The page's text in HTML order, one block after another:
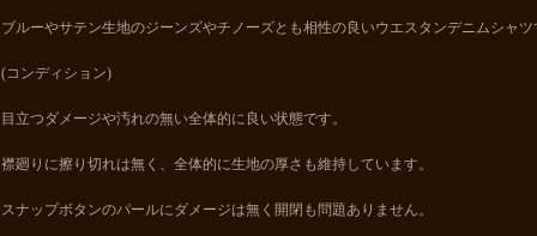
ブルーやサテン生地のジーンズやチノーズとも相性の良いウエスタンデニムシャツ
(コンディション)
目立つダメージや汚れの無い全体的に良い状態です。
襟廻りに擦り切れは無く、全体的に生地の厚さも維持しています。
スナップボタンのパールにダメージは無く開閉も問題ありません。